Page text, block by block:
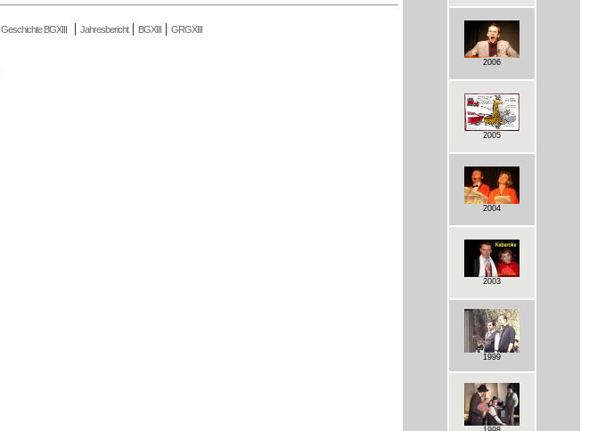
Geschichte BGXIII | Jahresbericht| BGXIII | GRGXIII
2006
2005
2004
2003
1999